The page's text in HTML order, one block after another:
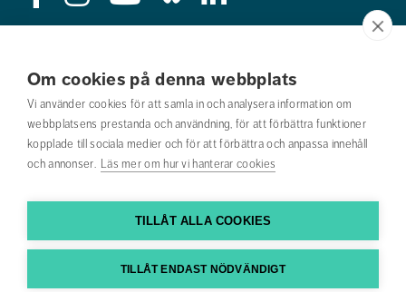
Om cookies på denna webbplats
Vi använder cookies för att samla in och analysera information om
webbplatsens prestanda och användning, för att förbättra funktioner
kopplade till sociala medier och för att förbättra och anpassa innehåll
och annonser. Läs mer om hur vi hanterar cookies
TILLÅT ALLA COOKIES
TILLÅT ENDAST NÖDVÄNDIGT
Jobba hos oss
Nyhetsbrev
Om webbplatsen
Hitta till oss